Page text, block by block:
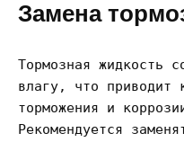
Замена
Тормозная жидкость
влагу, что приводит
торможения и
Рекомендуется